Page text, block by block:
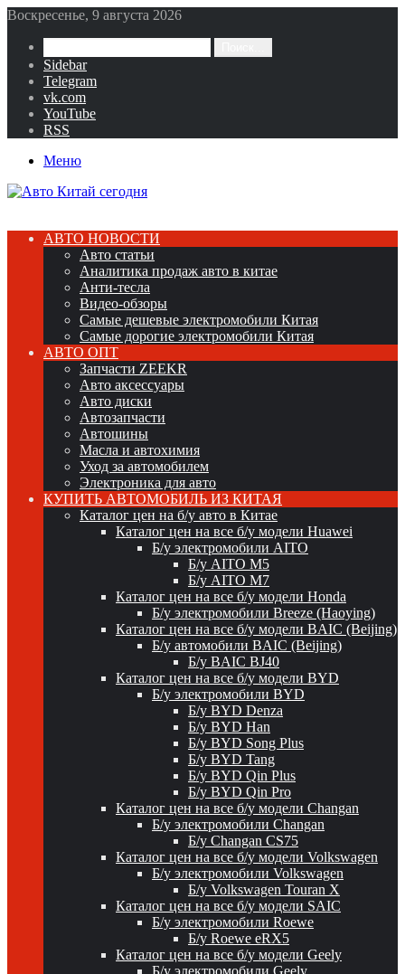
Воскресенье, 9 августа 2026
Sidebar
Telegram
vk.com
YouTube
RSS
Меню
АВТО НОВОСТИ
Авто статьи
Аналитика продаж авто в китае
Анти-тесла
Видео-обзоры
Самые дешевые электромобили Китая
Самые дорогие электромобили Китая
АВТО ОПТ
Запчасти ZEEKR
Авто аксессуары
Авто диски
Автозапчасти
Автошины
Масла и автохимия
Уход за автомобилем
Электроника для авто
КУПИТЬ АВТОМОБИЛЬ ИЗ КИТАЯ
Каталог цен на б/у авто в Китае
Каталог цен на все б/у модели Huawei
Б/у электромобили AITO
Б/у AITO M5
Б/у AITO M7
Каталог цен на все б/у модели Honda
Б/у электромобили Breeze (Haoying)
Каталог цен на все б/у модели BAIC (Beijing)
Б/у автомобили BAIC (Beijing)
Б/у BAIC BJ40
Каталог цен на все б/у модели BYD
Б/у электромобили BYD
Б/у BYD Denza
Б/у BYD Han
Б/у BYD Song Plus
Б/у BYD Tang
Б/у BYD Qin Plus
Б/у BYD Qin Pro
Каталог цен на все б/у модели Changan
Б/у электромобили Changan
Б/у Changan CS75
Каталог цен на все б/у модели Volkswagen
Б/у электромобили Volkswagen
Б/у Volkswagen Touran X
Каталог цен на все б/у модели SAIC
Б/у электромобили Roewe
Б/у Roewe eRX5
Каталог цен на все б/у модели Geely
Б/у электромобили Geely